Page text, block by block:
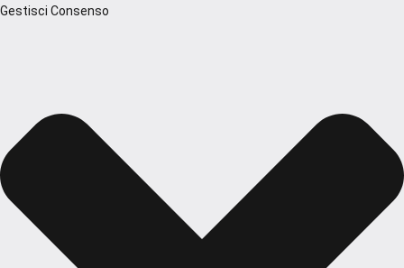
Gestisci Consenso